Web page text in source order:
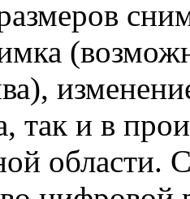
так и в
области.